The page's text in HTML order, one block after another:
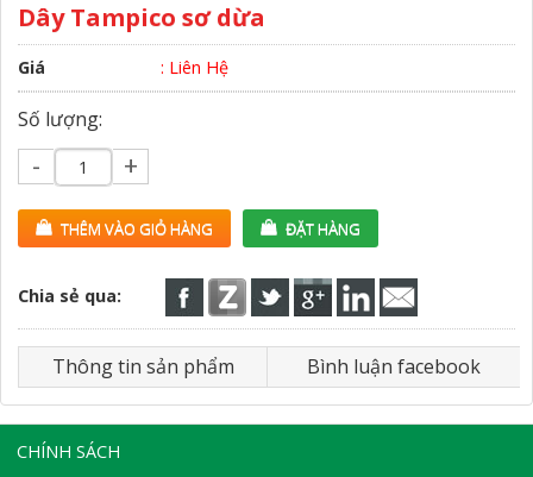
Dây Tampico sơ dừa
Giá : Liên Hệ
Số lượng:
- +
THÊM VÀO GIỎ HÀNG ĐẶT HÀNG
Chia sẻ qua:
Thông tin sản phẩm Bình luận facebook
CHÍNH SÁCH